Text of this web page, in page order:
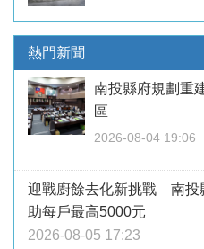
熱門新聞
南投縣府規劃重
區
2026-08-04 19:06
迎戰廚餘去化新挑戰 南投
助每戶最高5000元
2026-08-05 17:23